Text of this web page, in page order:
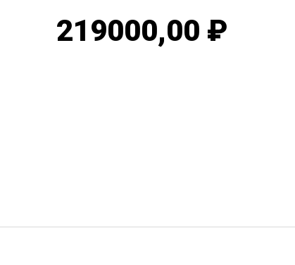
219000,00 ₽